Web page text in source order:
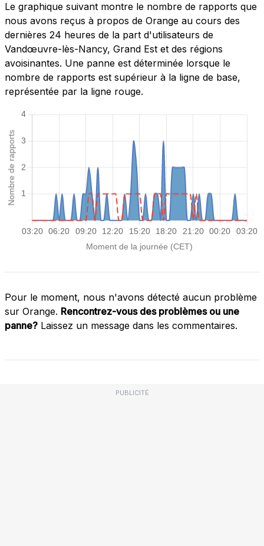
Le graphique suivant montre le nombre de rapports que
nous avons reçus à propos de Orange au cours des
dernières 24 heures de la part d'utilisateurs de
Vandœuvre-lès-Nancy, Grand Est et des régions
avoisinantes. Une panne est déterminée lorsque le
nombre de rapports est supérieur à la ligne de base,
représentée par la ligne rouge.
Pour le moment, nous n'avons détecté aucun problème
sur Orange. Rencontrez-vous des problèmes ou une
panne? Laissez un message dans les commentaires.
PUBLICITÉ